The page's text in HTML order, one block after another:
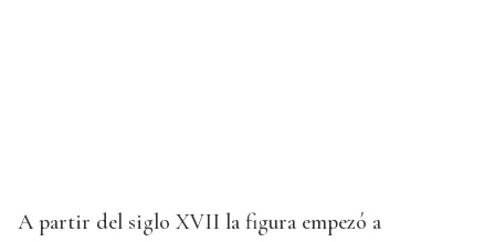
A partir del siglo XVII la figura empezó a